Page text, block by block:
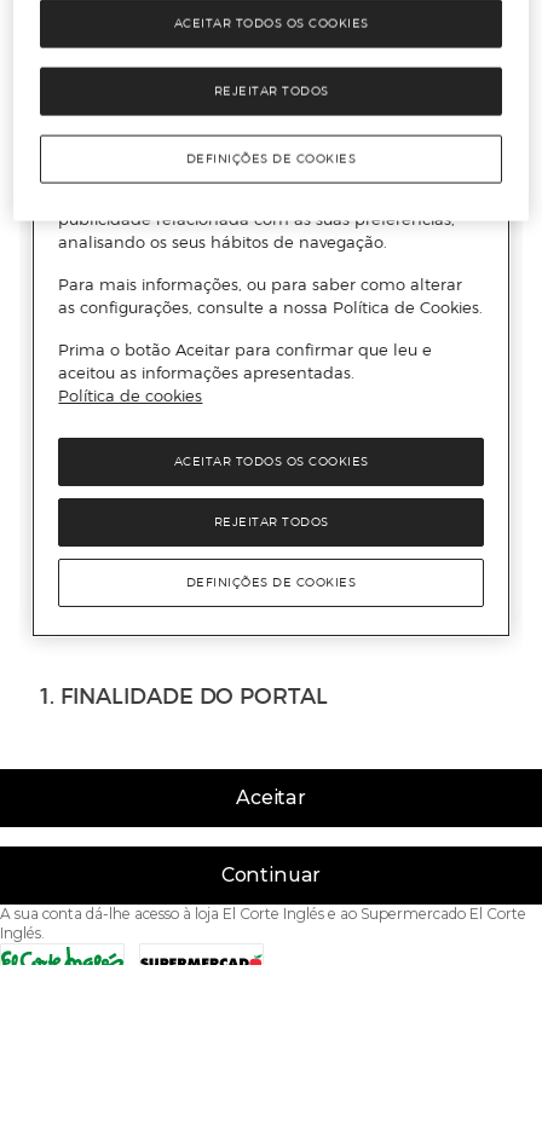
Aceitar
Continuar
A sua conta dá-lhe acesso à loja El Corte Inglés e ao Supermercado El Corte
Inglés.
REJEITAR TODOS
ACEITAR TODOS OS COOKIES
DEFINIÇÕES DE COOKIES